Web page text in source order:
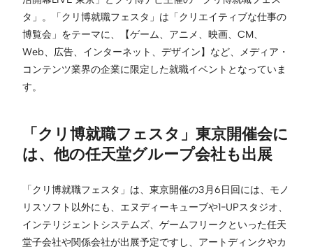
タ」。「クリ博就職フェスタ」は「クリエイティブな仕事の
博覧会」をテーマに、【ゲーム、アニメ、映画、CM、
Web、広告、インターネット、デザイン】など、メディア・
コンテンツ業界の企業に限定した就職イベントとなっていま
す。
「クリ博就職フェスタ」東京開催会に
は、他の任天堂グループ会社も出展
「クリ博就職フェスタ」は、東京開催の3月6日回には、モノ
リスソフト以外にも、エヌディーキューブや1−UPスタジオ、
インテリジェントシステムズ、ゲームフリークといった任天
堂子会社や関係会社が出展予定ですし、アートディンクやカ